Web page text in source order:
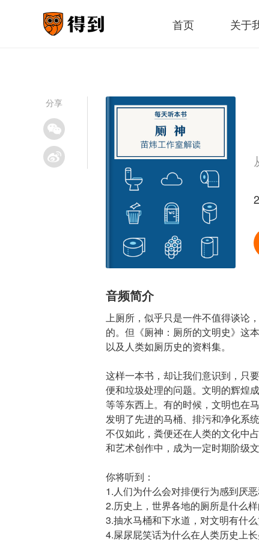
首页 关于
分享
音频简介
上厕所，似乎只是一件不值得谈论
的。但《厕神：厕所的文明史》这
以及人类如厕历史的资料集。
这样一本书，却让我们意识到，只
便和垃圾处理的问题。文明的辉煌
等等东西上。有的时候，文明也在
发明了先进的马桶、排污和净化系
不仅如此，粪便还在人类的文化中
和艺术创作中，成为一定时期阶级
你将听到：
1.人们为什么会对排便行为感到厌
2.历史上，世界各地的厕所是什么样
3.抽水马桶和下水道，对文明有什么
4.屎尿屁笑话为什么在人类历史上